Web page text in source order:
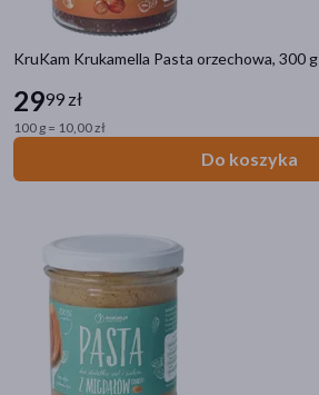
KruKam Krukamella Pasta orzechowa, 300 g
2999 zł
100 g = 10,00 zł
Do koszyka